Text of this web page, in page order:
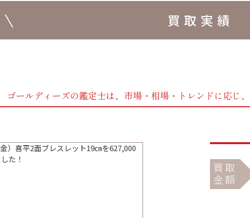
買取実績
ゴールディーズの鑑定士は、市場・相場・トレンドに応じ、
買取
金額